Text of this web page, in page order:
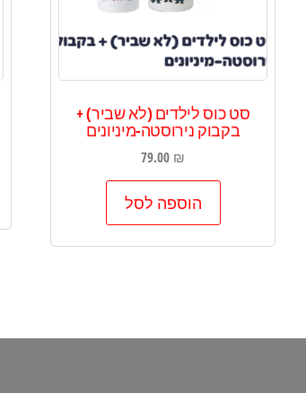
סט כוס לילדים (לא שביר) +
בקבוק נירוסטה-מיניונים
79.00 ₪
הוספה לסל